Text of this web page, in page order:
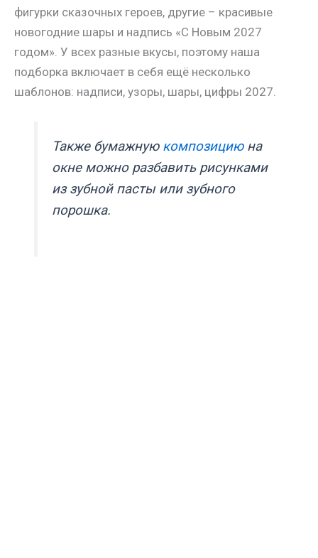
фигурки сказочных героев, другие – красивые
новогодние шары и надпись «С Новым 2027
годом». У всех разные вкусы, поэтому наша
подборка включает в себя ещё несколько
шаблонов: надписи, узоры, шары, цифры 2027.
Также бумажную композициюна
окне можно разбавить рисунками
из зубной пасты или зубного
порошка.